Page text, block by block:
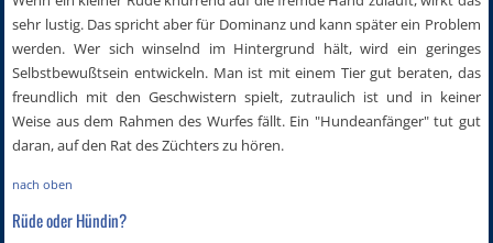
sehr lustig. Das spricht aber für Dominanz und kann später ein Problem
werden. Wer sich winselnd im Hintergrund hält, wird ein geringes
Selbstbewußtsein entwickeln. Man ist mit einem Tier gut beraten, das
freundlich mit den Geschwistern spielt, zutraulich ist und in keiner
Weise aus dem Rahmen des Wurfes fällt. Ein "Hundeanfänger" tut gut
daran, auf den Rat des Züchters zu hören.
nach oben
Rüde oder Hündin?